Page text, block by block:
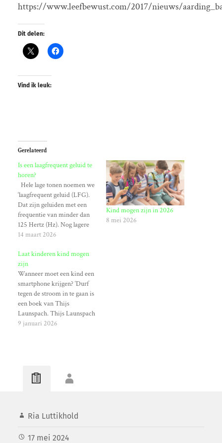
https://www.leefbewust.com/2017/nieuws/
Dit delen:
Vind ik leuk:
Gerelateerd
Is een laagfrequent geluid te
horen?
Hele lage tonen noemen we
‘laagfrequent geluid (LFG).
Dat zijn geluiden met een
frequentie van minder dan
125 Hertz (Hz). Nog lagere
geluiden noemen we
geluiden met een frequentie
van minder dan 20 Hz. Dit
geluid kun je niet horen,
maar je kunt het wel…
14 maart 2026
Kind mogen zijn in 2026
8 mei 2026
Laat kinderen kind mogen
zijn
Wanneer moet een kind een
smartphone krijgen? ‘Durf
tegen de stroom in te gaan is
een boek van Thijs
Launspach. Thijs Launspach
is psycholoog en stressexpert
gekregen met een ongekende
aantrekkingskracht: de
9 januari 2026
Ria Luttikhold
17 mei 2024